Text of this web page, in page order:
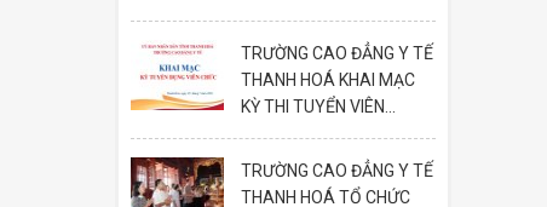
TRƯỜNG CAO ĐẲNG Y TẾ
THANH HOÁ KHAI MẠC
KỲ THI TUYỂN VIÊN...
TRƯỜNG CAO ĐẲNG Y TẾ
THANH HOÁ TỔ CHỨC